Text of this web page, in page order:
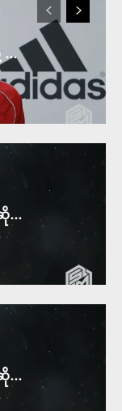
...
...
...